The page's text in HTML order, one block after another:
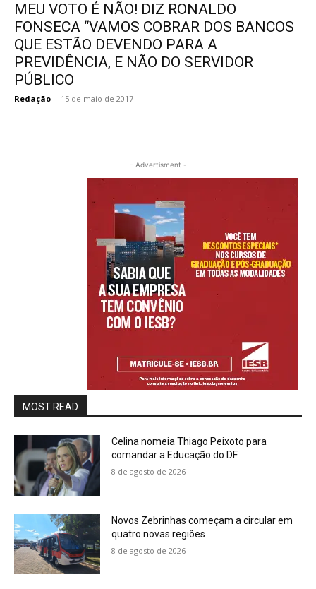
MEU VOTO É NÃO! DIZ RONALDO
FONSECA “VAMOS COBRAR DOS BANCOS
QUE ESTÃO DEVENDO PARA A
PREVIDÊNCIA, E NÃO DO SERVIDOR
PÚBLICO
Redação - 15 de maio de 2017
- Advertisment -
MOST READ
Celina nomeia Thiago Peixoto para
comandar a Educação do DF
8 de agosto de 2026
Novos Zebrinhas começam a circular em
quatro novas regiões
8 de agosto de 2026